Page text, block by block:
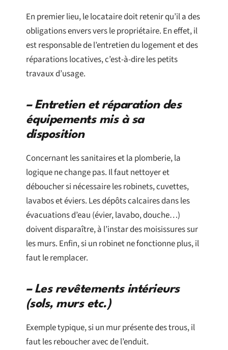
En premier lieu, le locataire doit retenir qu’il a des
obligations envers vers le propriétaire. En effet, il
est responsable de l’entretien du logement et des
réparations locatives, c’est-à-dire les petits
travaux d’usage.
– Entretien et réparation des
équipements mis à sa
disposition
Concernant les sanitaires et la plomberie, la
logique ne change pas. Il faut nettoyer et
déboucher si nécessaire les robinets, cuvettes,
lavabos et éviers. Les dépôts calcaires dans les
évacuations d’eau (évier, lavabo, douche…)
doivent disparaître, à l’instar des moisissures sur
les murs. Enfin, si un robinet ne fonctionne plus, il
faut le remplacer.
– Les revêtements intérieurs
(sols, murs etc.)
Exemple typique, si un mur présente des trous, il
faut les reboucher avec de l’enduit.